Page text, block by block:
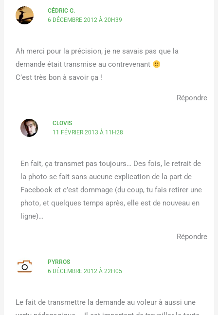
CÉDRIC G.
6 DÉCEMBRE 2012 À 20H39
Ah merci pour la précision, je ne savais pas que la
demande était transmise au contrevenant
C’est très bon à savoir ça !
Répondre
CLOVIS
11 FÉVRIER 2013 À 11H28
En fait, ça transmet pas toujours… Des fois, le retrait de
la photo se fait sans aucune explication de la part de
Facebook et c’est dommage (du coup, tu fais retirer une
photo, et quelques temps après, elle est de nouveau en
ligne)…
Répondre
PYRROS
6 DÉCEMBRE 2012 À 22H05
Le fait de transmettre la demande au voleur à aussi une